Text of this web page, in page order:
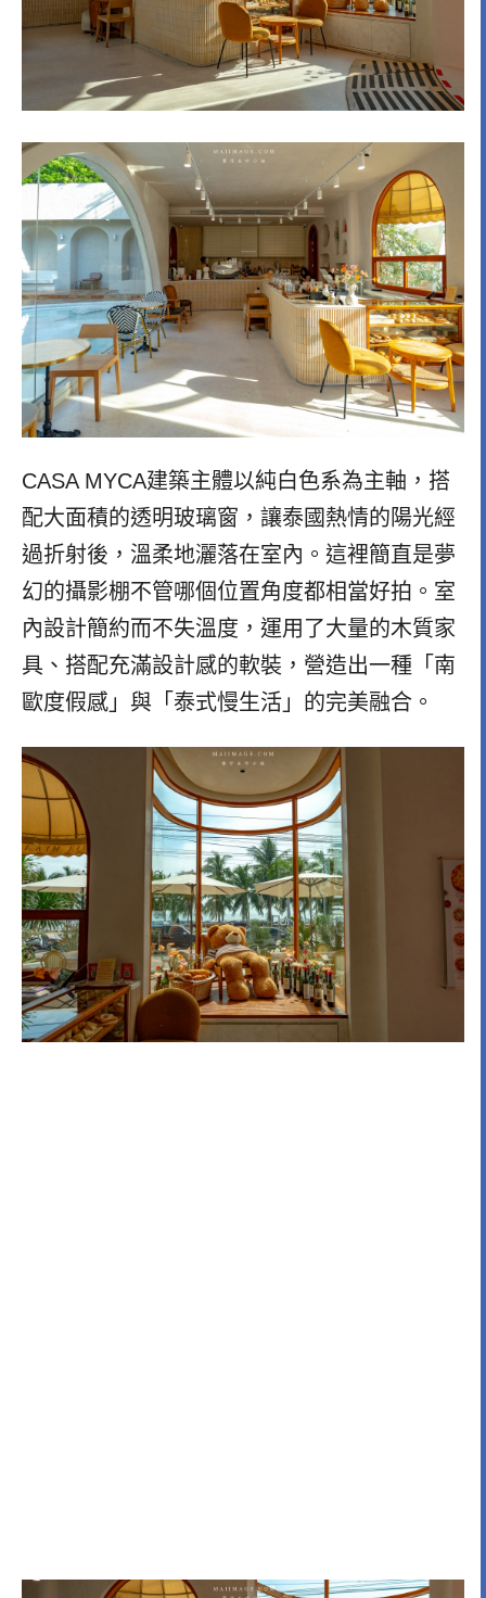
CASA MYCA建築主體以純白色系為主軸，搭
配大面積的透明玻璃窗，讓泰國熱情的陽光經
過折射後，溫柔地灑落在室內。這裡簡直是夢
幻的攝影棚不管哪個位置角度都相當好拍。室
內設計簡約而不失溫度，運用了大量的木質家
具、搭配充滿設計感的軟裝，營造出一種「南
歐度假感」與「泰式慢生活」的完美融合。